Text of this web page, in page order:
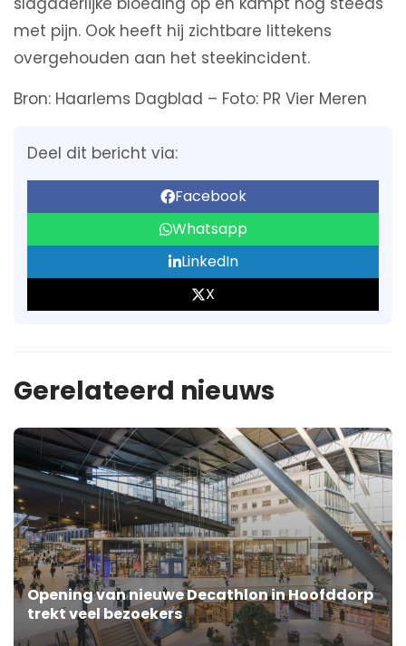
met pijn. Ook heeft hij zichtbare littekens
overgehouden aan het steekincident.
Bron: Haarlems Dagblad – Foto: PR Vier Meren
Deel dit bericht via:
Facebook
Whatsapp
LinkedIn
X
Gerelateerd nieuws
Opening van nieuwe Decathlon in Hoofddorp
trekt veel bezoekers